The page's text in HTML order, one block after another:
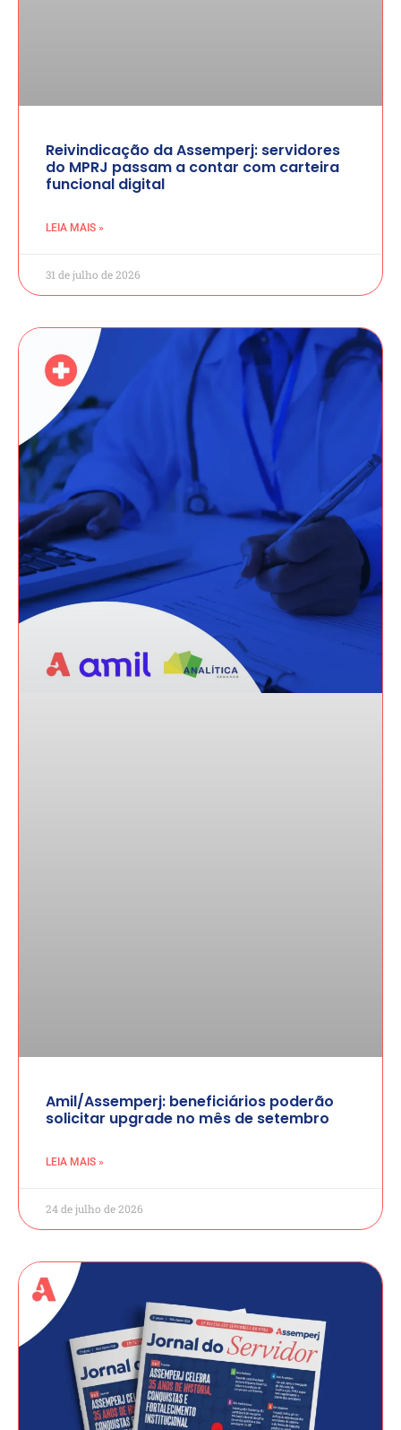
Reivindicação da Assemperj: servidores
do MPRJ passam a contar com carteira
funcional digital
LEIA MAIS »
31 de julho de 2026
Amil/Assemperj: beneficiários poderão
solicitar upgrade no mês de setembro
LEIA MAIS »
24 de julho de 2026